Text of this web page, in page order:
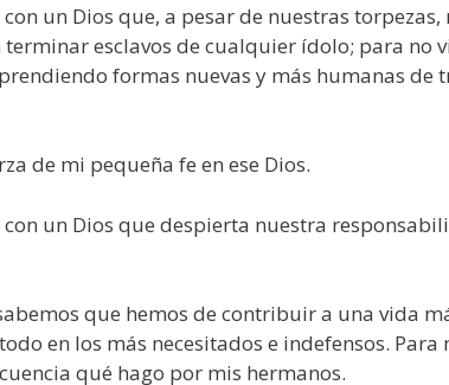
un Dios que, a pesar de nuestras torpezas,
esclavos de cualquier ídolo; para no
formas nuevas y más humanas de
de mi pequeña fe en ese Dios.
con un Dios que despierta nuestra
que hemos de contribuir a una vida
en los más necesitados e indefensos. Para
qué hago por mis hermanos.